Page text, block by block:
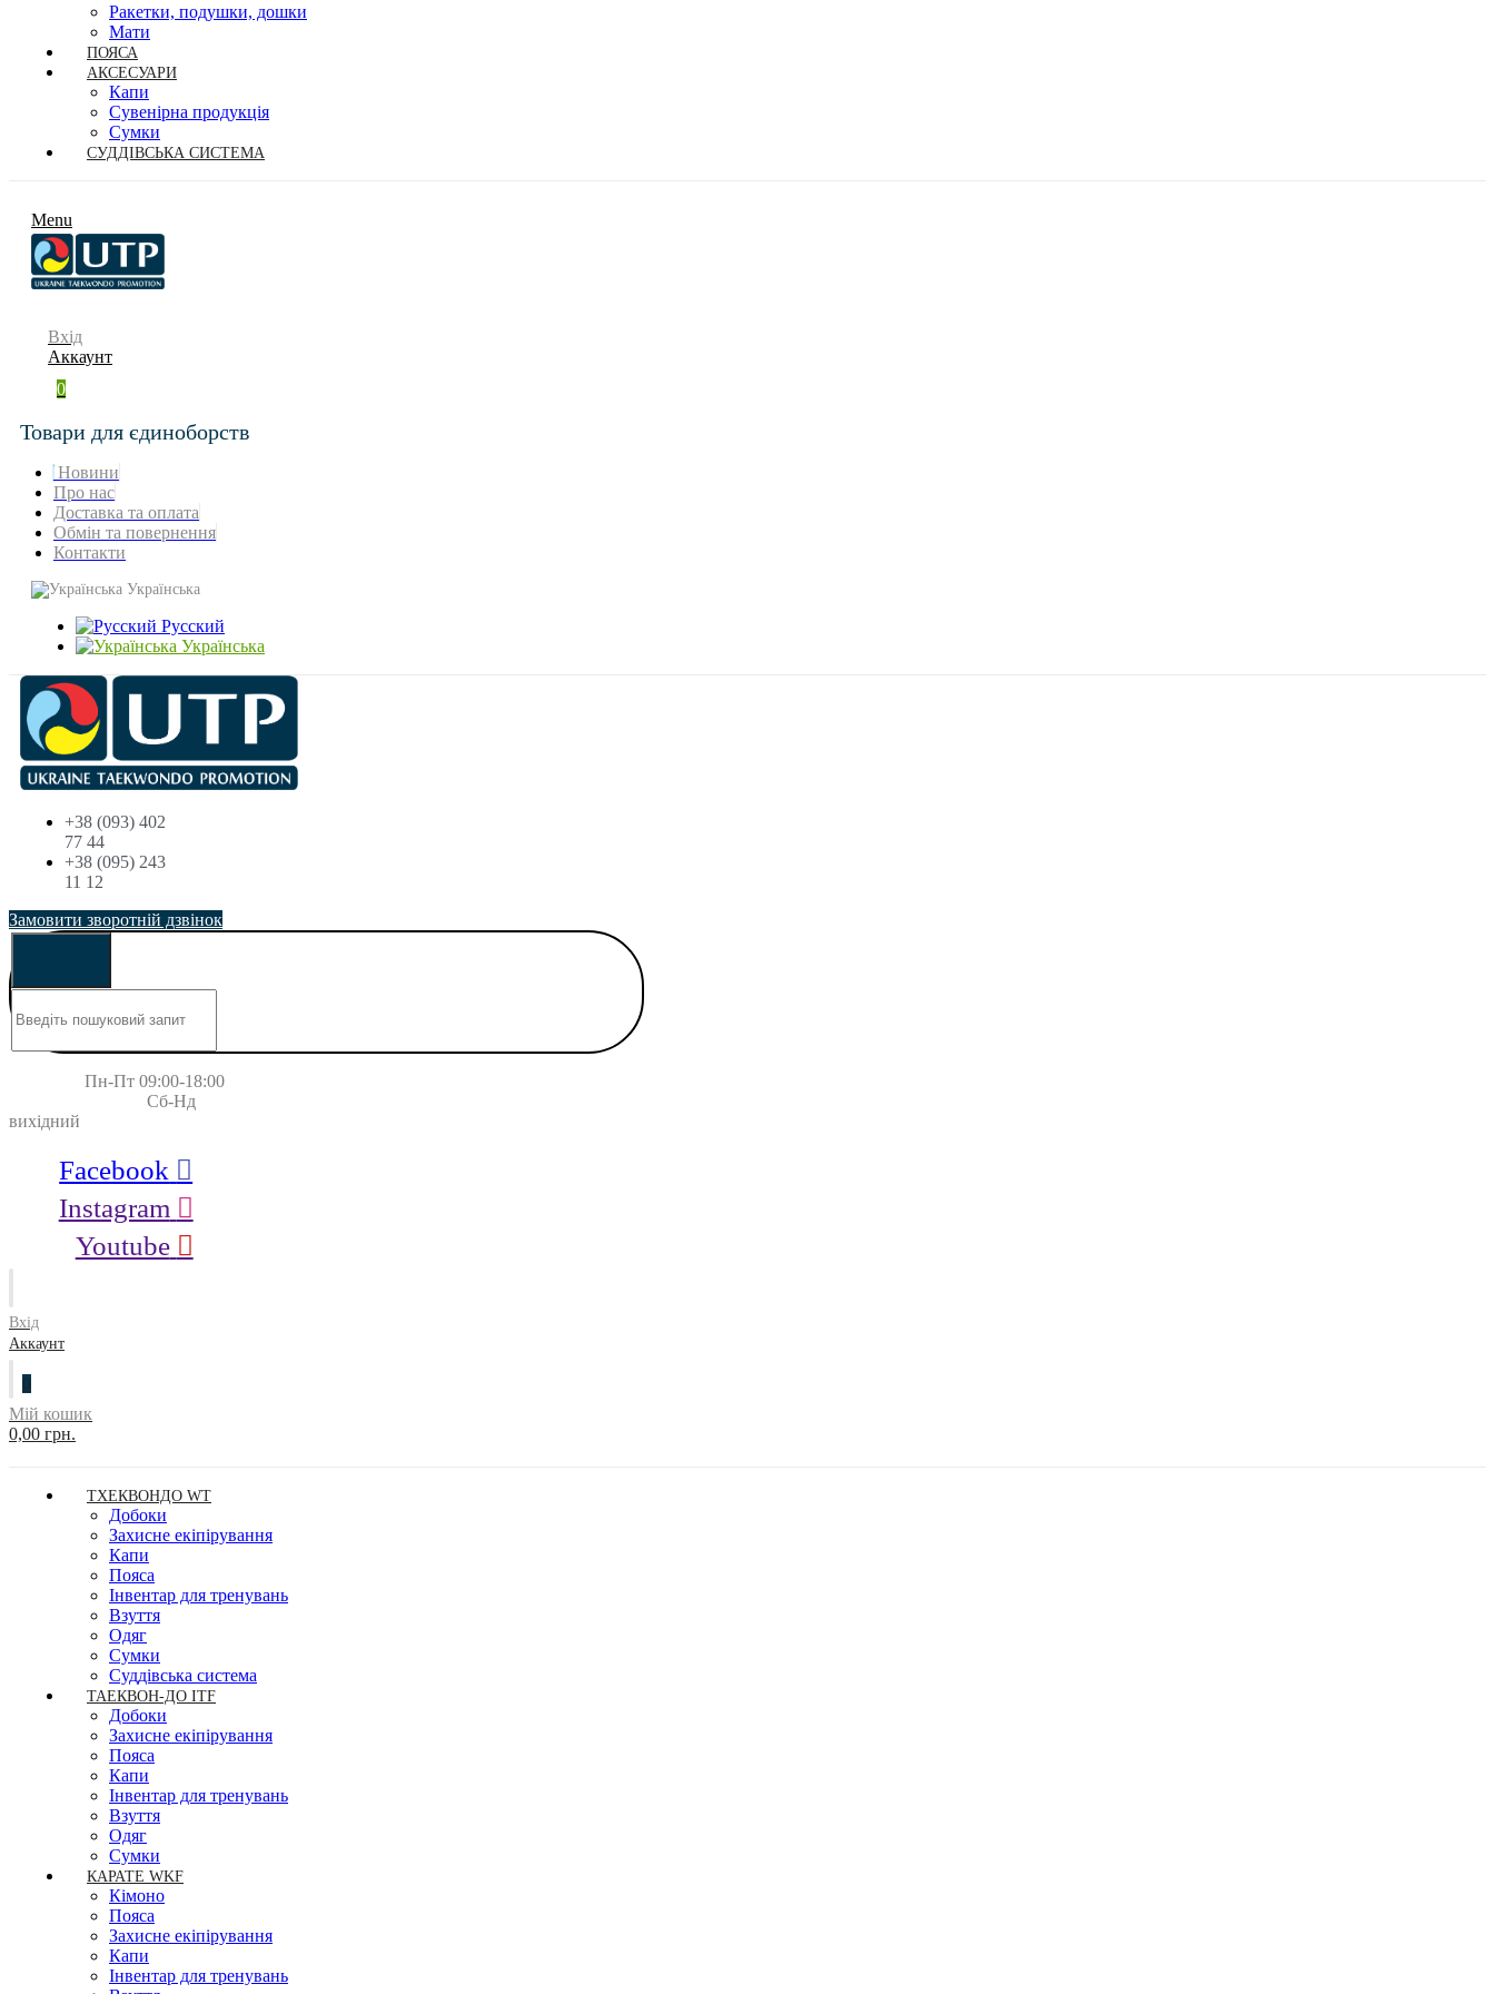
Ракетки, подушки, дошки
Мати
ПОЯСА
АКСЕСУАРИ
Капи
Сувенірна продукція
Сумки
СУДДІВСЬКА СИСТЕМА
Menu
Вхід
Аккаунт
0
Товари для єдиноборств
Новини
Про нас
Доставка та оплата
Обмін та повернення
Контакти
Українська
Русский
Українська
+38 (093) 402
77 44
+38 (095) 243
11 12
Замовити зворотній дзвінок
Пн-Пт 09:00-18:00
Сб-Нд
вихідний
Facebook
Instagram
Youtube
Вхід
Аккаунт
0
Мій кошик
0,00 грн.
ТХЕКВОНДО WT
Добоки
Захисне екіпірування
Капи
Пояса
Інвентар для тренувань
Взуття
Одяг
Сумки
Суддівська система
ТАЕКВОН-ДО ITF
Добоки
Захисне екіпірування
Пояса
Капи
Інвентар для тренувань
Взуття
Одяг
Сумки
КАРАТЕ WKF
Кімоно
Пояса
Захисне екіпірування
Капи
Інвентар для тренувань